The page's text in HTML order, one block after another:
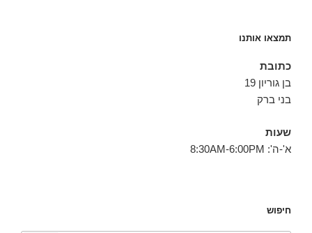
תמצאו אותנו
כתובת
בן גוריון 19
בני ברק
שעות
א'-ה': 8:30AM-6:00PM
חיפוש